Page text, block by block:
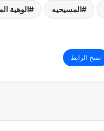
المسيحيه الوهية
نسخ الرابط